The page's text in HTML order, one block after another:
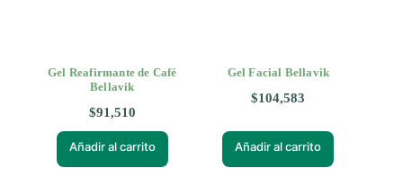
Gel Reafirmante de Café
Bellavik
$91,510
Añadir al carrito
Gel Facial Bellavik
$104,583
Añadir al carrito